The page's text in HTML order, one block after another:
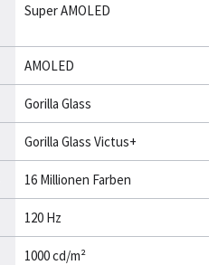
Super AMOLED
AMOLED
Gorilla Glass
Gorilla Glass Victus+
16 Millionen Farben
120 Hz
1000 cd/m²